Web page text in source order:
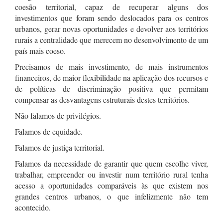
coesão territorial, capaz de recuperar alguns dos
investimentos que foram sendo deslocados para os centros
urbanos, gerar novas oportunidades e devolver aos territórios
rurais a centralidade que merecem no desenvolvimento de um
país mais coeso.
Precisamos de mais investimento, de mais instrumentos
financeiros, de maior flexibilidade na aplicação dos recursos e
de políticas de discriminação positiva que permitam
compensar as desvantagens estruturais destes territórios.
Não falamos de privilégios.
Falamos de equidade.
Falamos de justiça territorial.
Falamos da necessidade de garantir que quem escolhe viver,
trabalhar, empreender ou investir num território rural tenha
acesso a oportunidades comparáveis às que existem nos
grandes centros urbanos, o que infelizmente não tem
acontecido.